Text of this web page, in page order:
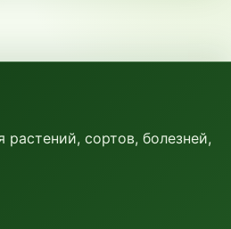
растений, сортов, болезней,